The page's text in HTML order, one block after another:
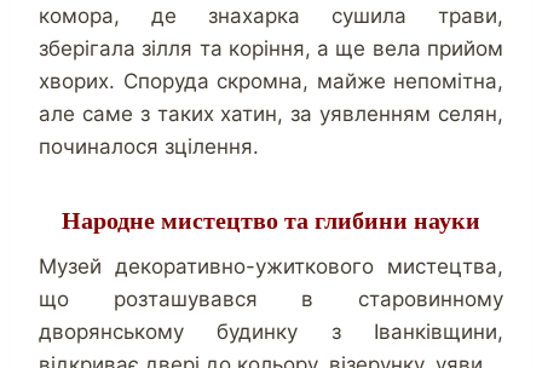
комора, де знахарка сушила трави,
зберігала зілля та коріння, а ще вела прийом
хворих. Споруда скромна, майже непомітна,
але саме з таких хатин, за уявленням селян,
починалося зцілення.
Народне мистецтво та глибини науки
Музей декоративно-ужиткового мистецтва,
що розташувався в старовинному
дворянському будинку з Іванківщини,